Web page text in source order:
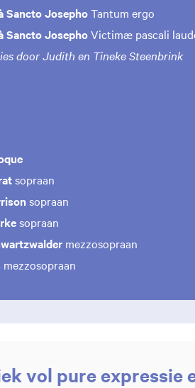
Sancto JosephoTantum ergo
Sancto JosephoVictimæ pascali
door Judith en Tineke Steenbrink
sopraan
sopraan
sopraan
mezzosopraan
mezzosopraan
vol pure expressie